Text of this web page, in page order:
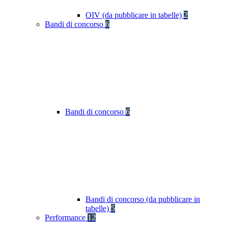
OIV (da pubblicare in tabelle) 2
Bandi di concorso 6
Bandi di concorso 6
Bandi di concorso (da pubblicare in
tabelle) 5
Performance 12